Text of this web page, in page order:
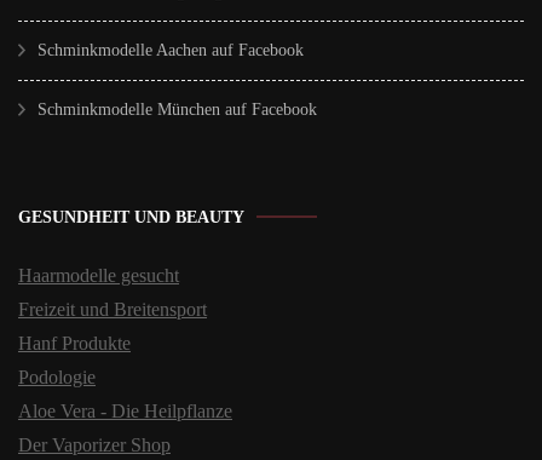
Schminkmodelle Aachen auf Facebook
Schminkmodelle München auf Facebook
GESUNDHEIT UND BEAUTY
Haarmodelle gesucht
Freizeit und Breitensport
Hanf Produkte
Podologie
Aloe Vera - Die Heilpflanze
Der Vaporizer Shop